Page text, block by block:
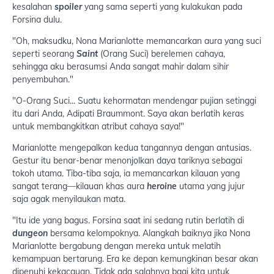
kesalahan spoileryang sama seperti yang kulakukan pada
Forsina dulu.
"Oh, maksudku, Nona Marianlotte memancarkan aura yang suci
seperti seorang Saint(Orang Suci) berelemen cahaya,
sehingga aku berasumsi Anda sangat mahir dalam sihir
penyembuhan."
"O-Orang Suci... Suatu kehormatan mendengar pujian setinggi
itu dari Anda, Adipati Braummont. Saya akan berlatih keras
untuk membangkitkan atribut cahaya saya!"
Marianlotte mengepalkan kedua tangannya dengan antusias.
Gestur itu benar-benar menonjolkan daya tariknya sebagai
tokoh utama. Tiba-tiba saja, ia memancarkan kilauan yang
sangat terang—kilauan khas aura heroine utama yang jujur
saja agak menyilaukan mata.
"Itu ide yang bagus. Forsina saat ini sedang rutin berlatih di
dungeon bersama kelompoknya. Alangkah baiknya jika Nona
Marianlotte bergabung dengan mereka untuk melatih
kemampuan bertarung. Era ke depan kemungkinan besar akan
dipenuhi kekacauan. Tidak ada salahnya bagi kita untuk